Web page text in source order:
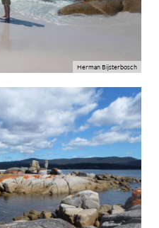
Herman Bijsterbosch